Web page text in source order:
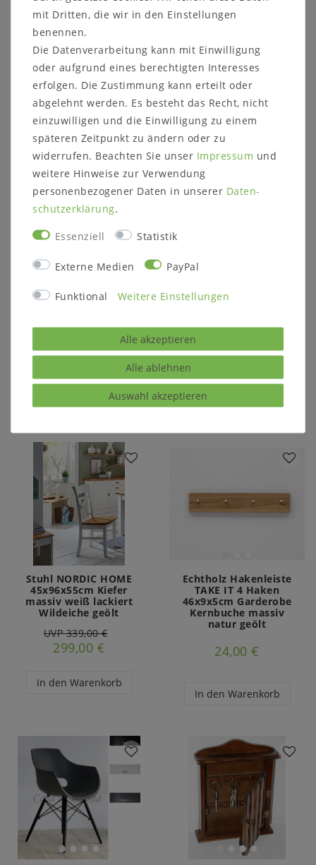
natur geölt
Hängeregal
86,00 €
In den Warenkorb
Kernbuche massiv
natur geölt
125,00 €
Schubladen und
braun Kolonial
219,00 €
In den Warenkorb
42x95x50cm Wildeiche
In den Warenkorb
Stuhl NORDIC HOME
45x96x55cm Kiefer
massiv weiß lackiert
Wildeiche geölt
UVP 339,00 €
299,00 €
In den Warenkorb
Echtholz Hakenleiste
TAKE IT 4 Haken
46x9x5cm Garderobe
Kernbuche massiv
natur geölt
24,00 €
In den Warenkorb
mit Dritten, die wir in den Einstellungen
benennen.
Die Datenverarbeitung kann mit Einwilligung
oder aufgrund eines berechtigten Interesses
erfolgen. Die Zustimmung kann erteilt oder
abgelehnt werden. Es besteht das Recht, nicht
einzuwilligen und die Einwilligung zu einem
späteren Zeitpunkt zu ändern oder zu
widerrufen. Beachten Sie unser Impressum und
weitere Hinweise zur Verwendung
personenbezogener Daten in unserer Daten­
schutz­erklärung.
Essenziell Statistik
Externe Medien PayPal
Funktional Weitere Einstellungen
Alle akzeptieren
Alle ablehnen
Auswahl akzeptieren